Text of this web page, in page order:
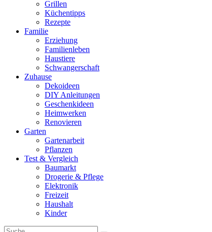
Grillen
Küchentipps
Rezepte
Familie
Erziehung
Familienleben
Haustiere
Schwangerschaft
Zuhause
Dekoideen
DIY Anleitungen
Geschenkideen
Heimwerken
Renovieren
Garten
Gartenarbeit
Pflanzen
Test & Vergleich
Baumarkt
Drogerie & Pflege
Elektronik
Freizeit
Haushalt
Kinder